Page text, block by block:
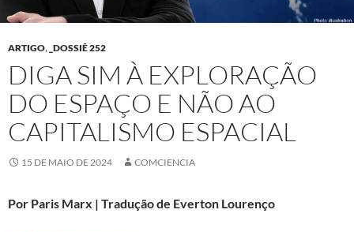
ARTIGO, _DOSSIÊ 252
DIGA SIM À EXPLORAÇÃO
DO ESPAÇO E NÃO AO
CAPITALISMO ESPACIAL
15 DE MAIO DE 2024 COMCIENCIA
Por Paris Marx | Tradução de Everton Lourenço